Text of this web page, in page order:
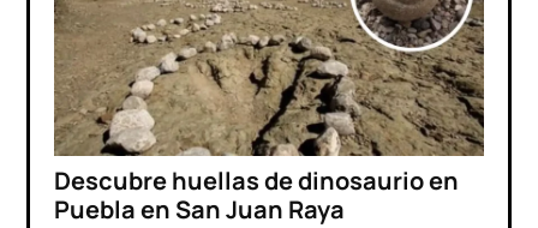
Descubre huellas de dinosaurio en
Puebla en San Juan Raya